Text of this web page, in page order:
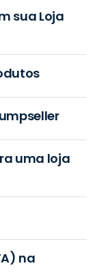
sua Loja
uma loja
na